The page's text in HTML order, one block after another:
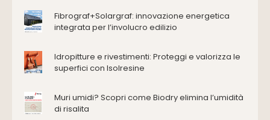
Deumidificazione
Energie rinnovabili
Ferramenta e fissaggi
Impianti idrici e depurazione
Impianti termici e climatizzazione
Fibrograf+Solargraf: innovazione energetica
integrata per l’involucro edilizio
Idropitture e rivestimenti: Proteggi e valorizza le
superfici con Isolresine
Muri umidi? Scopri come Biodry elimina l’umidità
di risalita